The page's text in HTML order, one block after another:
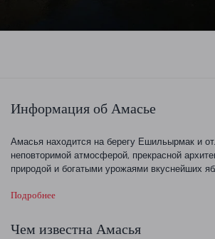
Информация об Амасье
Амасья находится на берегу Ешильырмак и
неповторимой атмосферой, прекрасной
природой и богатыми урожаями вкуснейших
художники и поэты. Теперь Амасья ждет Вас.
Подробнее
Чем известна Амасья